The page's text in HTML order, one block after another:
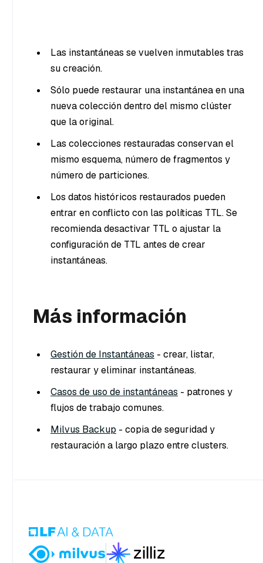
Las instantáneas se vuelven inmutables tras
su creación.
Sólo puede restaurar una instantánea en una
nueva colección dentro del mismo clúster
que la original.
Las colecciones restauradas conservan el
mismo esquema, número de fragmentos y
número de particiones.
Los datos históricos restaurados pueden
entrar en conflicto con las políticas TTL. Se
recomienda desactivar TTL o ajustar la
configuración de TTL antes de crear
instantáneas.
Más información
Gestión de Instantáneas - crear, listar,
restaurar y eliminar instantáneas.
Casos de uso de instantáneas - patrones y
flujos de trabajo comunes.
Milvus Backup - copia de seguridad y
restauración a largo plazo entre clusters.